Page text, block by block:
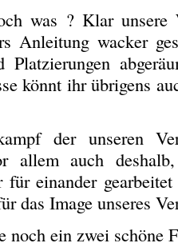
was ? Klar unsere
Anleitung wacker
könnt ihr übrigens
der unseren
allem auch
für einander
das Image unseres
noch ein zwei schöne